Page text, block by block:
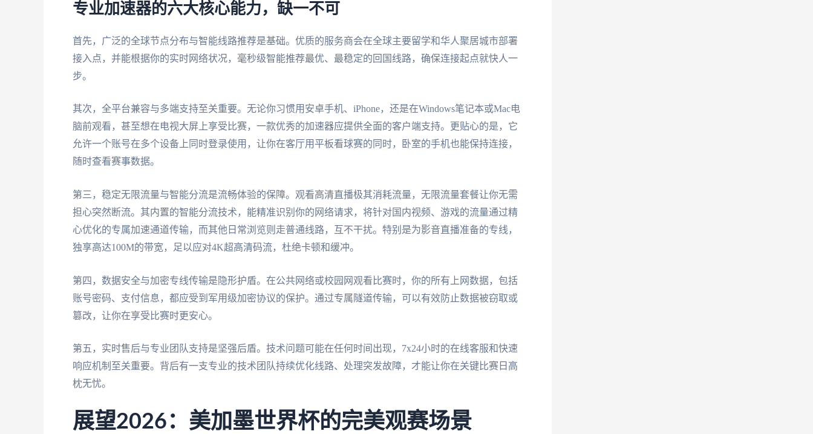
专业加速器的六大核心能力，缺一不可
首先，广泛的全球节点分布与智能线路推荐是基础。优质的服务商会在全球主要留学和华人聚居城市部署
接入点，并能根据你的实时网络状况，毫秒级智能推荐最优、最稳定的回国线路，确保连接起点就快人一
步。
其次，全平台兼容与多端支持至关重要。无论你习惯用安卓手机、iPhone，还是在Windows笔记本或Mac电
脑前观看，甚至想在电视大屏上享受比赛，一款优秀的加速器应提供全面的客户端支持。更贴心的是，它
允许一个账号在多个设备上同时登录使用，让你在客厅用平板看球赛的同时，卧室的手机也能保持连接，
随时查看赛事数据。
第三，稳定无限流量与智能分流是流畅体验的保障。观看高清直播极其消耗流量，无限流量套餐让你无需
担心突然断流。其内置的智能分流技术，能精准识别你的网络请求，将针对国内视频、游戏的流量通过精
心优化的专属加速通道传输，而其他日常浏览则走普通线路，互不干扰。特别是为影音直播准备的专线，
独享高达100M的带宽，足以应对4K超高清码流，杜绝卡顿和缓冲。
第四，数据安全与加密专线传输是隐形护盾。在公共网络或校园网观看比赛时，你的所有上网数据，包括
账号密码、支付信息，都应受到军用级加密协议的保护。通过专属隧道传输，可以有效防止数据被窃取或
篡改，让你在享受比赛时更安心。
第五，实时售后与专业团队支持是坚强后盾。技术问题可能在任何时间出现，7x24小时的在线客服和快速
响应机制至关重要。背后有一支专业的技术团队持续优化线路、处理突发故障，才能让你在关键比赛日高
枕无忧。
展望2026：美加墨世界杯的完美观赛场景